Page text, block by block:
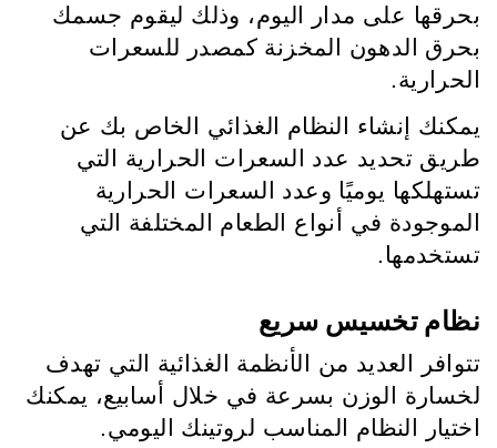
بحرقها على مدار اليوم، وذلك ليقوم جسمك
بحرق الدهون المخزنة كمصدر للسعرات
الحرارية.
يمكنك إنشاء النظام الغذائي الخاص بك عن
طريق تحديد عدد السعرات الحرارية التي
تستهلكها يوميًا وعدد السعرات الحرارية
الموجودة في أنواع الطعام المختلفة التي
تستخدمها.
نظام تخسيس سريع
تتوافر العديد من الأنظمة الغذائية التي تهدف
لخسارة الوزن بسرعة في خلال أسابيع، يمكنك
اختيار النظام المناسب لروتينك اليومي.